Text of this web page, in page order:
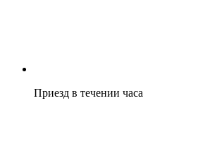
Приезд в течении часа